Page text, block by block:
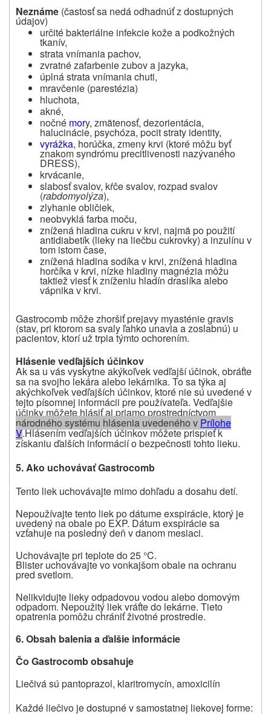
Neznáme (častosť sa nedá odhadnúť z dostupných
údajov)
určité bakteriálne infekcie kože a podkožných
tkanív,
strata vnímania pachov,
zvratné zafarbenie zubov a jazyka,
úplná strata vnímania chuti,
mravčenie (parestézia)
hluchota,
akné,
nočné mory, zmätenosť, dezorientácia,
halucinácie, psychóza, pocit straty identity,
vyrážka, horúčka, zmeny krvi (ktoré môžu byť
znakom syndrómu precitlivenosti nazývaného
DRESS),
krvácanie,
slabosť svalov, kŕče svalov, rozpad svalov
(rabdomyolýza),
zlyhanie obličiek,
neobvyklá farba moču,
znížená hladina cukru v krvi, najmä po použití
antidiabetík (lieky na liečbu cukrovky) a inzulínu v
tom istom čase,
znížená hladina sodíka v krvi, znížená hladina
horčíka v krvi, nízke hladiny magnézia môžu
taktiež viesť k zníženiu hladín draslíka alebo
vápnika v krvi.
Gastrocomb môže zhoršiť prejavy myasténie gravis
(stav, pri ktorom sa svaly ľahko unavia a zoslabnú) u
pacientov, ktorí už trpia týmto ochorením.
Hlásenie vedľajších účinkov
Ak sa u vás vyskytne akýkoľvek vedľajší účinok, obráťte
sa na svojho lekára alebo lekárnika. To sa týka aj
akýchkoľvek vedľajších účinkov, ktoré nie sú uvedené v
tejto písomnej informácii pre používateľa. Vedľajšie
účinky môžete hlásiť aj priamo prostredníctvom
národného systému hlásenia uvedeného v Prílohe
V.Hlásením vedľajších účinkov môžete prispieť k
získaniu ďalších informácií o bezpečnosti tohto lieku.
5.Ako uchovávať Gastrocomb
Tento liek uchovávajte mimo dohľadu a dosahu detí.
Nepoužívajte tento liek po dátume exspirácie, ktorý je
uvedený na obale po EXP. Dátum exspirácie sa
vzťahuje na posledný deň v danom mesiaci.
Uchovávajte pri teplote do 25 °C.
Blister uchovávajte vo vonkajšom obale na ochranu
pred svetlom.
Nelikvidujte lieky odpadovou vodou alebo domovým
odpadom. Nepoužitý liek vráťte do lekárne. Tieto
opatrenia pomôžu chrániť životné prostredie.
6.Obsah balenia a ďalšie informácie
Čo Gastrocomb obsahuje
Liečivá sú pantoprazol, klaritromycín, amoxicilín
Každé liečivo je dostupné v samostatnej liekovej forme: